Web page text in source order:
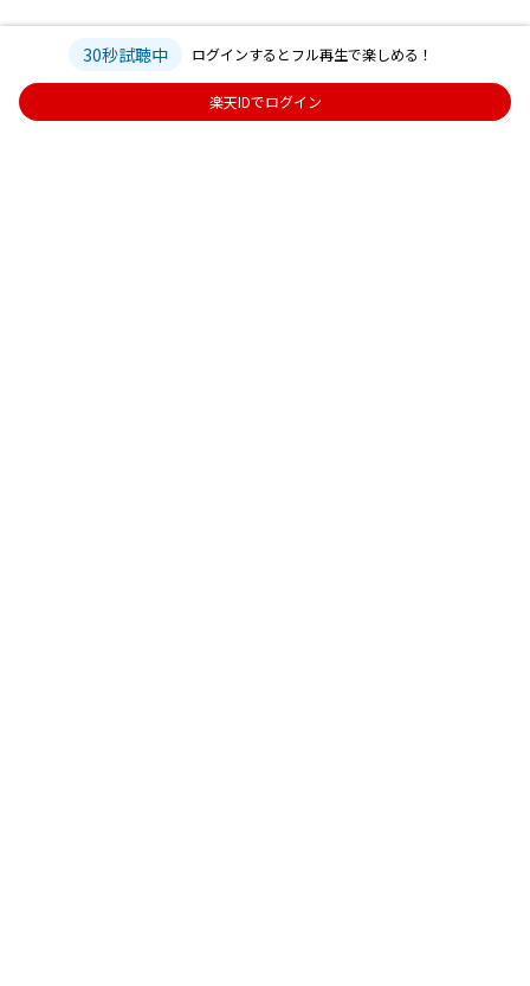
30秒試聴中 ログインするとフル再生で楽しめる！
楽天IDでログイン